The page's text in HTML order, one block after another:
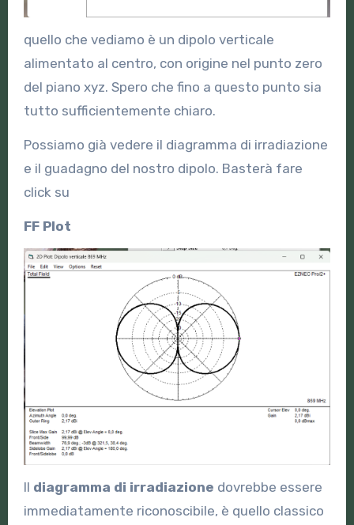
quello che vediamo è un dipolo verticale
alimentato al centro, con origine nel punto zero
del piano xyz. Spero che fino a questo punto sia
tutto sufficientemente chiaro.
Possiamo già vedere il diagramma di irradiazione
e il guadagno del nostro dipolo. Basterà fare
click su
FF Plot
Il diagramma di irradiazione dovrebbe essere
immediatamente riconoscibile, è quello classico